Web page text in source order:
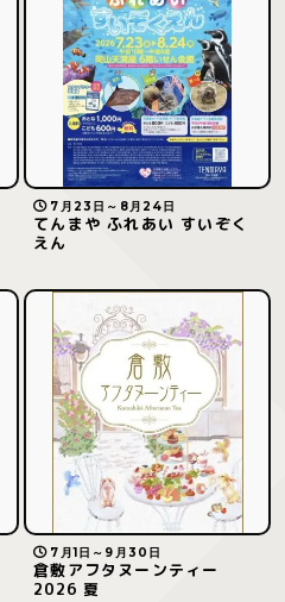
7月23日～8月24日
てんまや ふれあい すいぞく
えん
7月1日～9月30日
倉敷アフタヌーンティー
2026 夏